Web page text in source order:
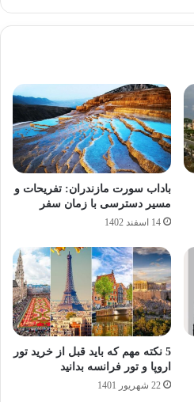
باداب سورت مازندران: تفریحات و
مسیر دسترسی با زمان سفر
14 اسفند 1402
5 نکته مهم که باید قبل از خرید تور
اروپا و تور فرانسه بدانید
22 شهریور 1401